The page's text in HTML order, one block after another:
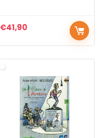
€41,90